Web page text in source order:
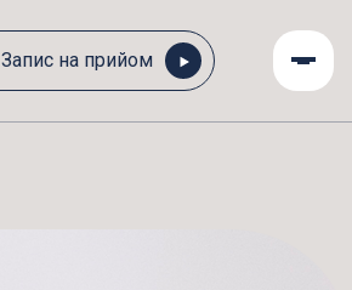
Запис на прийом